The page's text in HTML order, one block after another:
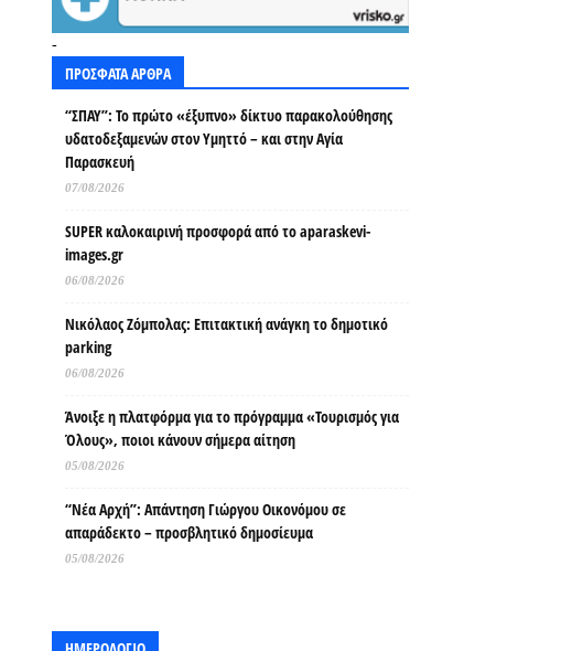
-
ΠΡΟΣΦΑΤΑ ΑΡΘΡΑ
“ΣΠΑΥ”: Το πρώτο «έξυπνο» δίκτυο παρακολούθησης
υδατοδεξαμενών στον Υμηττό – και στην Αγία
Παρασκευή
07/08/2026
SUPER καλοκαιρινή προσφορά από το aparaskevi-
images.gr
06/08/2026
Νικόλαος Ζόμπολας: Επιτακτική ανάγκη το δημοτικό
parking
06/08/2026
Άνοιξε η πλατφόρμα για το πρόγραμμα «Τουρισμός για
Όλους», ποιοι κάνουν σήμερα αίτηση
05/08/2026
“Νέα Αρχή”: Απάντηση Γιώργου Οικονόμου σε
απαράδεκτο – προσβλητικό δημοσίευμα
05/08/2026